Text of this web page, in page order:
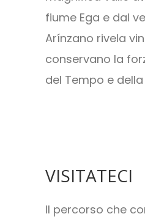
fiume Ega e dal
Arínzano rivela
conservano la
del Tempo e
VISITATECI
Il percorso che